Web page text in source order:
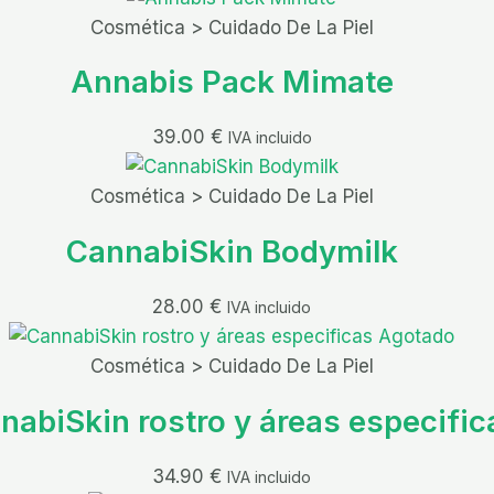
Cosmética > Cuidado De La Piel
Annabis Pack Mimate
39.00 € IVA incluido
Cosmética > Cuidado De La Piel
CannabiSkin Bodymilk
28.00 € IVA incluido
Agotado
Cosmética > Cuidado De La Piel
rostro y áreas
34.90 € IVA incluido